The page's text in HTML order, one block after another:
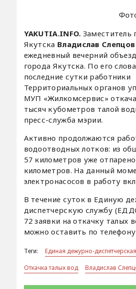
YAKUTIA.INFO. Заместитель
Якутска Владислав Слепцов
ежедневный вечерний
города Якутска. По его
последние сутки работники
Территориальных органов
МУП «Жилкомсервис»
тысяч кубометров талой
пресс-служба мэрии.
Активно продолжаются
водоотводных лотков: из
57 километров уже
километров. На данный
электронасосов в работу
В течение суток в Единую
диспетчерскую службу
72 заявки на откачку талых
можно оставить по
Теги:
Единая дежурно-
Откачка талых вод
Владислав